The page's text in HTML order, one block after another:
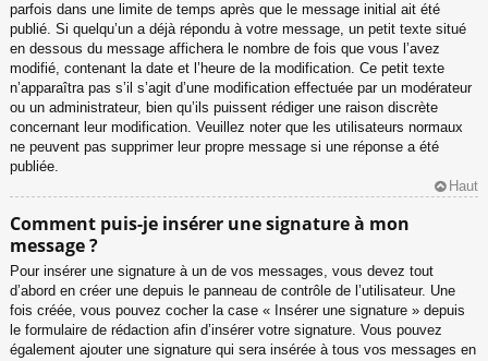
parfois dans une limite de temps après que le message initial ait été
publié. Si quelqu’un a déjà répondu à votre message, un petit texte situé
en dessous du message affichera le nombre de fois que vous l’avez
modifié, contenant la date et l’heure de la modification. Ce petit texte
n’apparaîtra pas s’il s’agit d’une modification effectuée par un modérateur
ou un administrateur, bien qu’ils puissent rédiger une raison discrète
concernant leur modification. Veuillez noter que les utilisateurs normaux
ne peuvent pas supprimer leur propre message si une réponse a été
publiée.
Haut
Comment puis-je insérer une signature à mon
message ?
Pour insérer une signature à un de vos messages, vous devez tout
d’abord en créer une depuis le panneau de contrôle de l’utilisateur. Une
fois créée, vous pouvez cocher la case « Insérer une signature » depuis
le formulaire de rédaction afin d’insérer votre signature. Vous pouvez
également ajouter une signature qui sera insérée à tous vos messages en